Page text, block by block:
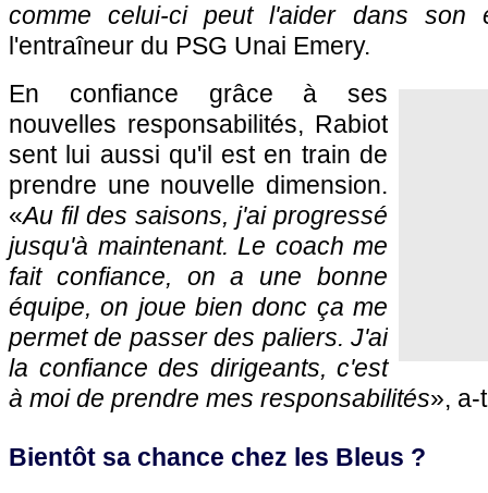
comme celui-ci peut l'aider dans son
l'entraîneur du PSG Unai Emery.
En confiance grâce à ses
nouvelles responsabilités, Rabiot
sent lui aussi qu'il est en train de
prendre une nouvelle dimension.
«Au fil des saisons, j'ai progressé
jusqu'à maintenant. Le coach me
fait confiance, on a une bonne
équipe, on joue bien donc ça me
permet de passer des paliers. J'ai
la confiance des dirigeants, c'est
à moi de prendre mes responsabilités», a-
Bientôt sa chance chez les Bleus ?